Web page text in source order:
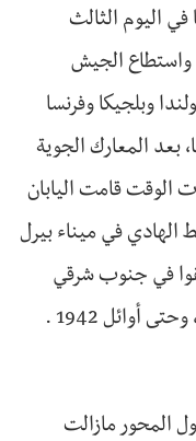
في اليوم الثالث
واستطاع الجيش
وبلجيكا وفرنسا
بعد المعارك الجوية
الوقت قامت اليابان
الهادي في ميناء بيرل
في جنوب شرقي
أوائل 1942 .
المحور مازالت